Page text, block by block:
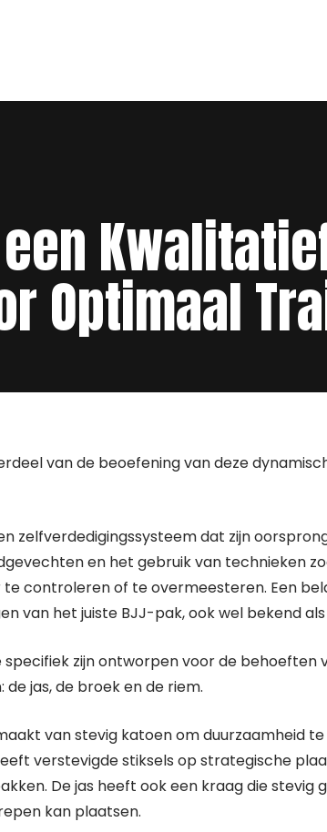
Optimaal
van de beoefening van deze
zelfverdedigingssysteem dat zijn
en het gebruik van technieken
controleren of te overmeesteren. Een
van het juiste BJJ-pak, ook wel bekend als
zijn ontworpen voor de behoeften
jas, de broek en de riem.
van stevig katoen om duurzaamheid
verstevigde stiksels op strategische
De jas heeft ook een kraag die stevig
kan plaatsen.